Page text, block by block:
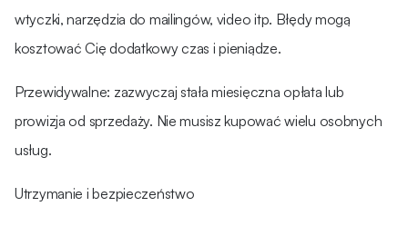
wtyczki, narzędzia do mailingów, video itp. Błędy mogą
kosztować Cię dodatkowy czas i pieniądze.
Przewidywalne: zazwyczaj stała miesięczna opłata lub
prowizja od sprzedaży. Nie musisz kupować wielu osobnych
usług.
Utrzymanie i bezpieczeństwo